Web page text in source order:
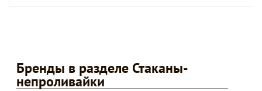
Бренды в разделе Стаканы-
непроливайки